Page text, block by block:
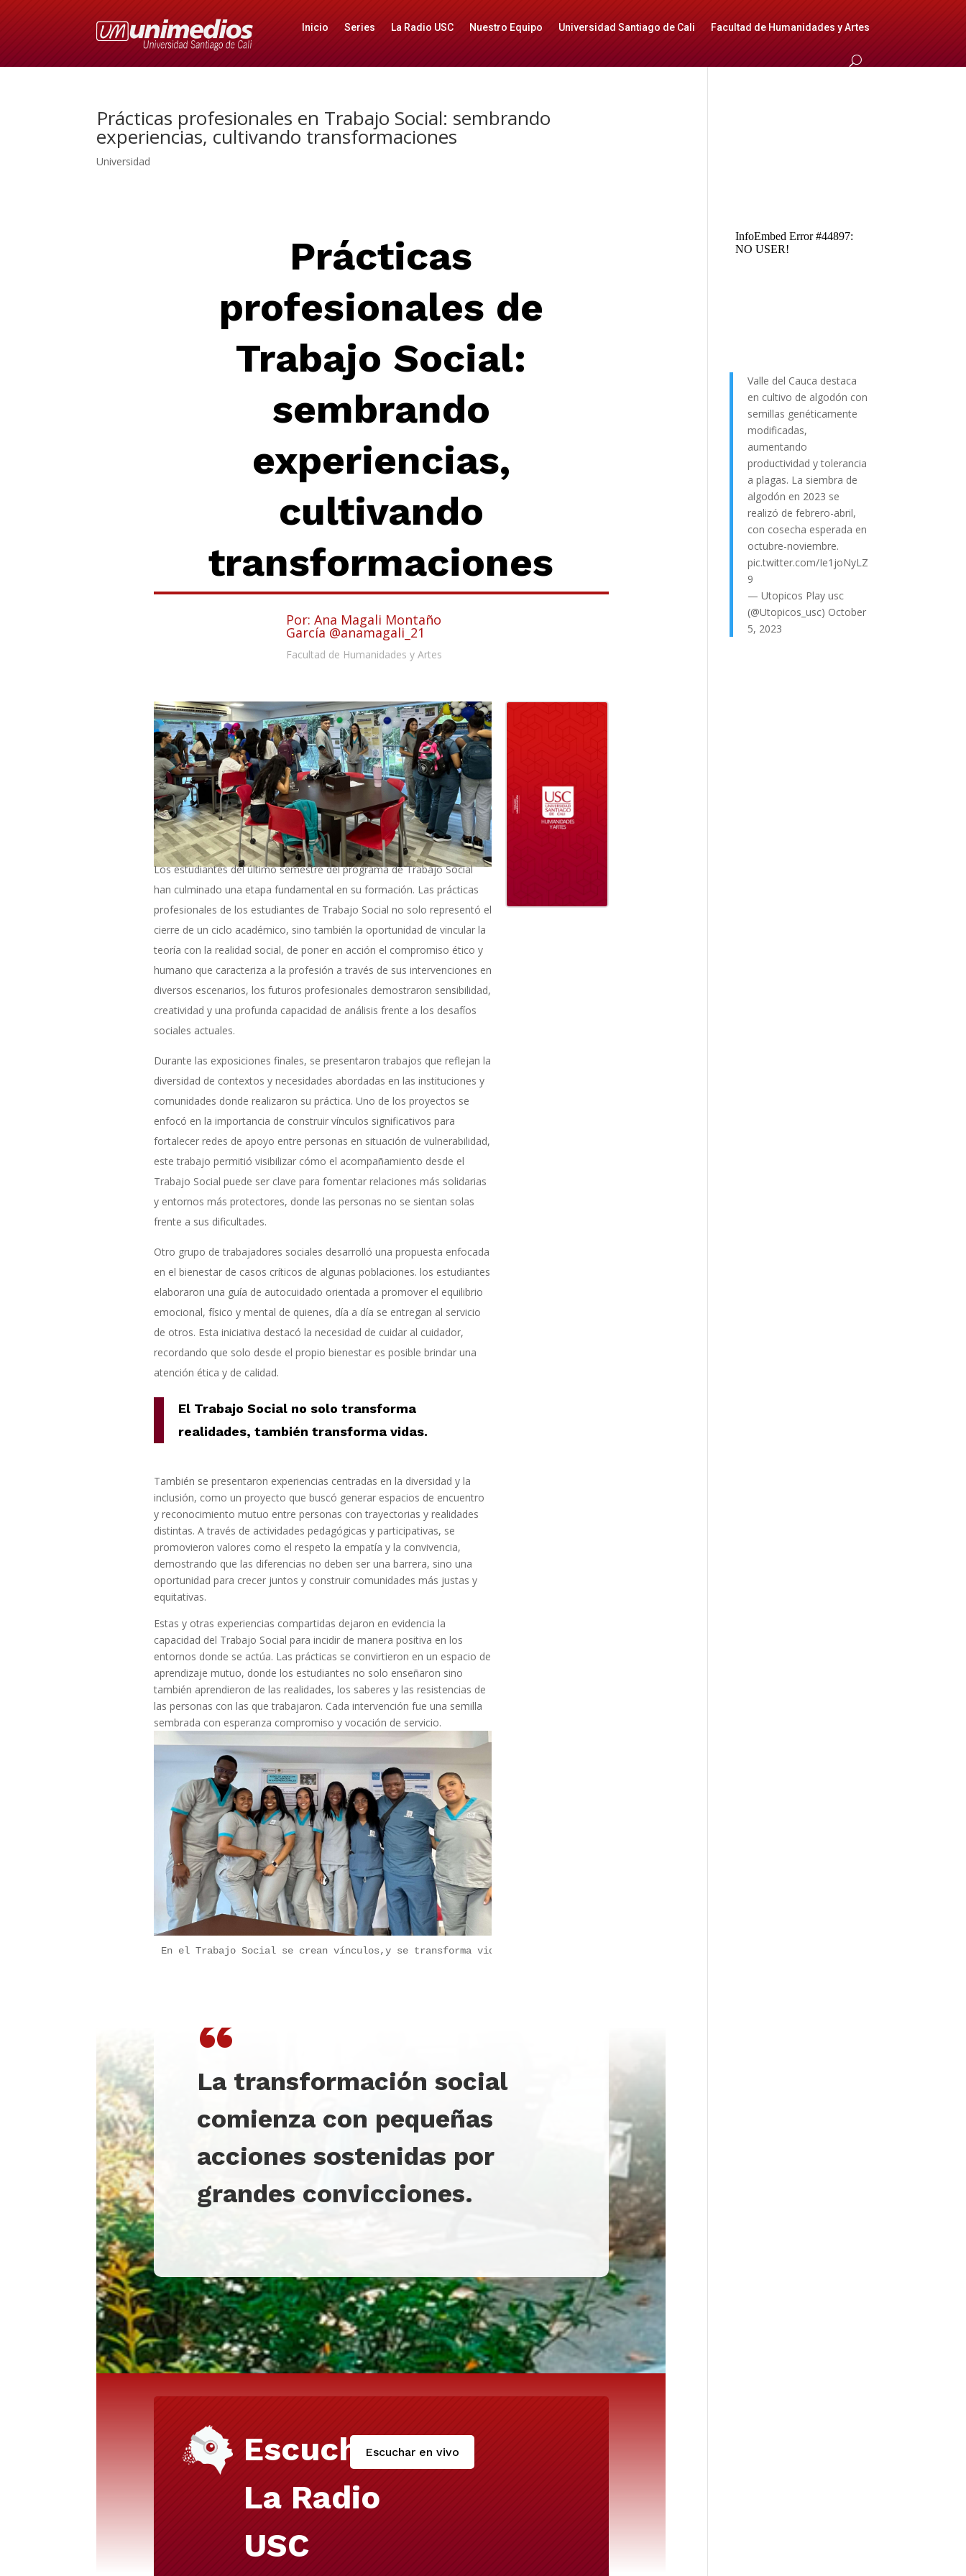
Inicio Series La Radio USC Nuestro Equipo Universidad Santiago de Cali Facultad de Humanidades y Artes
Prácticas profesionales en Trabajo Social: sembrando
experiencias, cultivando transformaciones
Universidad
Prácticas
profesionales de
Trabajo Social:
sembrando
experiencias,
cultivando
transformaciones
Por: Ana Magali Montaño
García @anamagali_21
Facultad de Humanidades y Artes
Los estudiantes del último semestre del programa de Trabajo Social
han culminado una etapa fundamental en su formación. Las prácticas
profesionales de los estudiantes de Trabajo Social no solo representó el
cierre de un ciclo académico, sino también la oportunidad de vincular la
teoría con la realidad social, de poner en acción el compromiso ético y
humano que caracteriza a la profesión a través de sus intervenciones en
diversos escenarios, los futuros profesionales demostraron sensibilidad,
creatividad y una profunda capacidad de análisis frente a los desafíos
sociales actuales.
Durante las exposiciones finales, se presentaron trabajos que reflejan la
diversidad de contextos y necesidades abordadas en las instituciones y
comunidades donde realizaron su práctica. Uno de los proyectos se
enfocó en la importancia de construir vínculos significativos para
fortalecer redes de apoyo entre personas en situación de vulnerabilidad,
este trabajo permitió visibilizar cómo el acompañamiento desde el
Trabajo Social puede ser clave para fomentar relaciones más solidarias
y entornos más protectores, donde las personas no se sientan solas
frente a sus dificultades.
Otro grupo de trabajadores sociales desarrolló una propuesta enfocada
en el bienestar de casos críticos de algunas poblaciones. los estudiantes
elaboraron una guía de autocuidado orientada a promover el equilibrio
emocional, físico y mental de quienes, día a día se entregan al servicio
de otros. Esta iniciativa destacó la necesidad de cuidar al cuidador,
recordando que solo desde el propio bienestar es posible brindar una
atención ética y de calidad.
El Trabajo Social no solo transforma
realidades, también transforma vidas.
También se presentaron experiencias centradas en la diversidad y la
inclusión, como un proyecto que buscó generar espacios de encuentro
y reconocimiento mutuo entre personas con trayectorias y realidades
distintas. A través de actividades pedagógicas y participativas, se
promovieron valores como el respeto la empatía y la convivencia,
demostrando que las diferencias no deben ser una barrera, sino una
oportunidad para crecer juntos y construir comunidades más justas y
equitativas.
Estas y otras experiencias compartidas dejaron en evidencia la
capacidad del Trabajo Social para incidir de manera positiva en los
entornos donde se actúa. Las prácticas se convirtieron en un espacio de
aprendizaje mutuo, donde los estudiantes no solo enseñaron sino
también aprendieron de las realidades, los saberes y las resistencias de
las personas con las que trabajaron. Cada intervención fue una semilla
sembrada con esperanza compromiso y vocación de servicio.
En el Trabajo Social se crean vínculos,y se transforma vidas.
“
La transformación social
comienza con pequeñas
acciones sostenidas por
grandes convicciones.
Escucha
La Radio
USC
Escuchar en vivo
Valle del Cauca destaca
en cultivo de algodón con
semillas genéticamente
modificadas,
aumentando
productividad y tolerancia
a plagas. La siembra de
algodón en 2023 se
realizó de febrero-abril,
con cosecha esperada en
octubre-noviembre.
pic.twitter.com/Ie1joNyLZ
9
— Utopicos Play usc
(@Utopicos_usc) October
5, 2023